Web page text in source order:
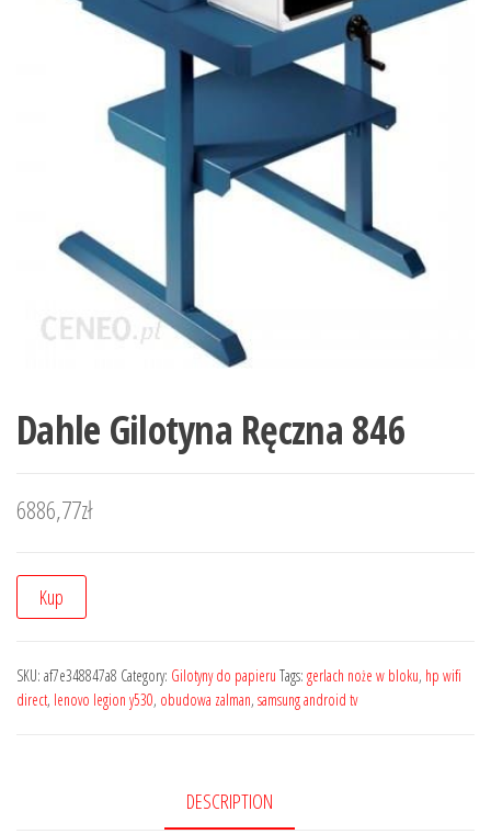
Dahle Gilotyna Ręczna 846
6886,77zł
Kup
SKU: af7e348847a8 Category: Gilotyny do papieru Tags: gerlach noże w bloku, hp wifi
direct, lenovo legion y530, obudowa zalman, samsung android tv
DESCRIPTION